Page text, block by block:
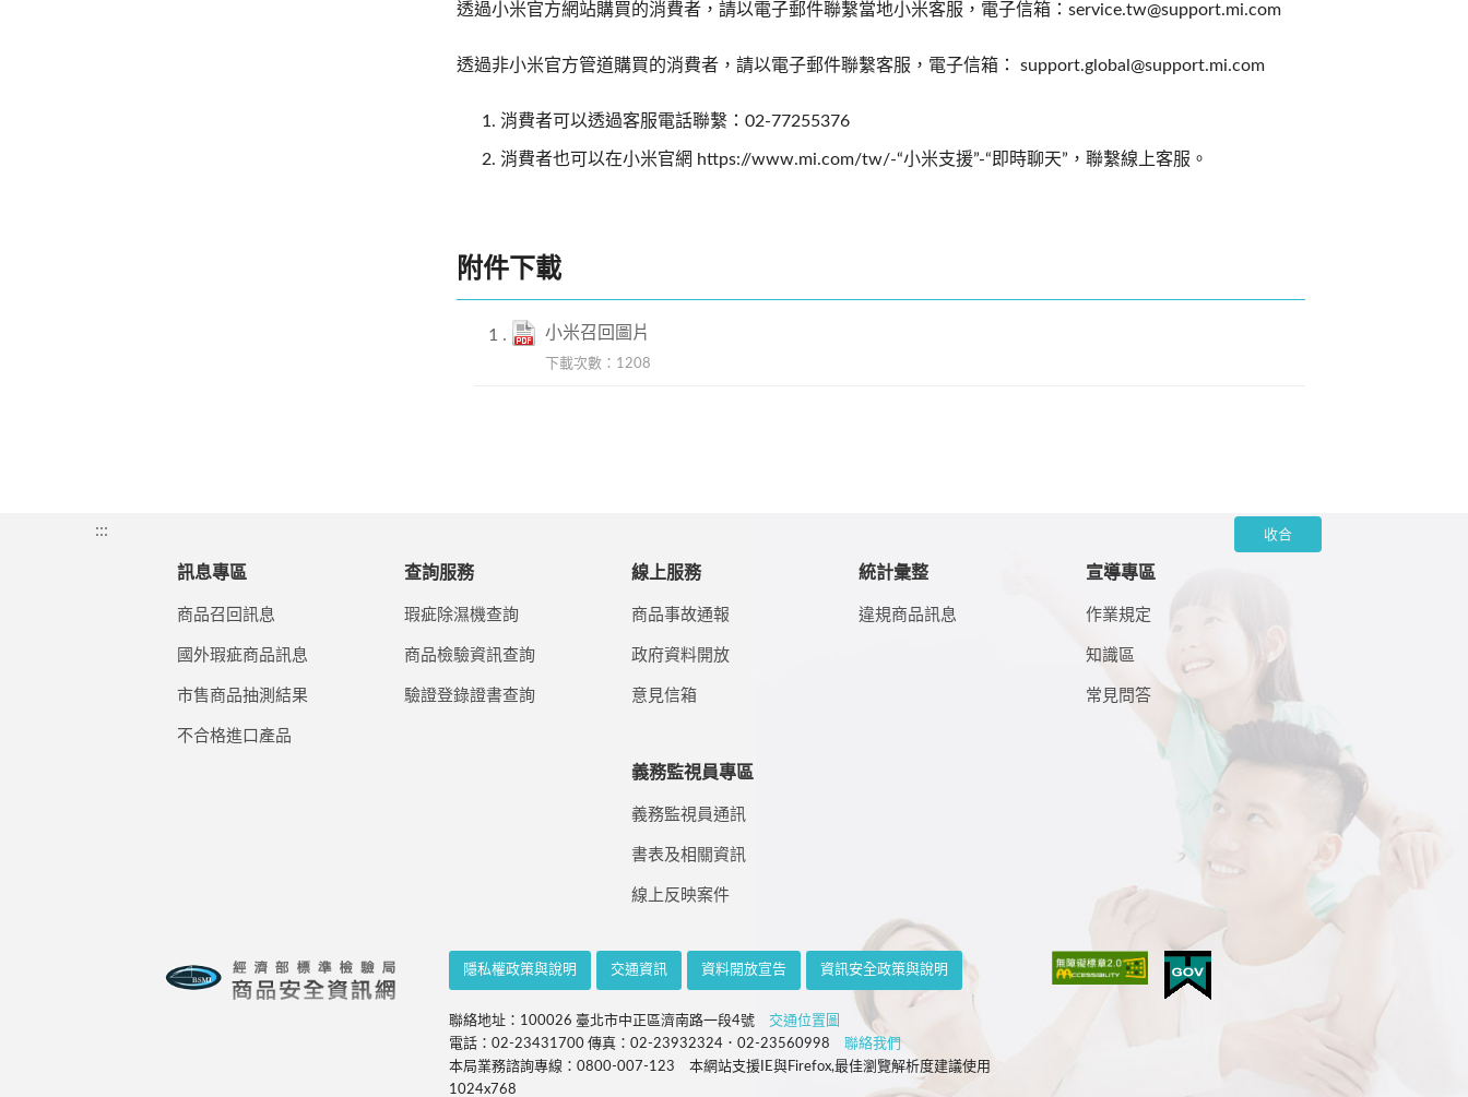
透過小米官方網站購買的消費者，請以電子郵件聯繫當地小米客服，電子信箱：service.tw@support.mi.com
透過非小米官方管道購買的消費者，請以電子郵件聯繫客服，電子信箱： support.global@support.mi.com
消費者可以透過客服電話聯繫：02-77255376
消費者也可以在小米官網 https://www.mi.com/tw/-“小米支援”-“即時聊天”，聯繫線上客服。
附件下載
小米召回圖片
下載次數：1208
::: 收合
訊息專區
商品召回訊息
國外瑕疵商品訊息
市售商品抽測結果
不合格進口產品
查詢服務
瑕疵除濕機查詢
商品檢驗資訊查詢
驗證登錄證書查詢
線上服務
商品事故通報
政府資料開放
意見信箱
統計彙整
違規商品訊息
宣導專區
作業規定
知識區
常見問答
義務監視員專區
義務監視員通訊
書表及相關資訊
線上反映案件
隱私權政策與說明 交通資訊 資料開放宣告 資訊安全政策與說明
聯絡地址：100026 臺北市中正區濟南路一段4號交通位置圖
電話：02-23431700 傳真：02-23932324．02-23560998聯絡我們
本局業務諮詢專線：0800-007-123 本網站支援IE與Firefox,最佳瀏覽解析度建議使用
1024x768